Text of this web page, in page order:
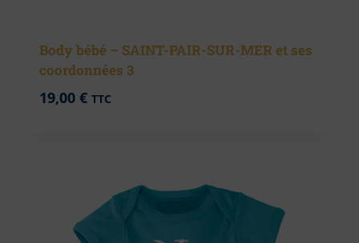
Body bébé – SAINT-PAIR-SUR-MER et ses
coordonnées 3
19,00 € TTC